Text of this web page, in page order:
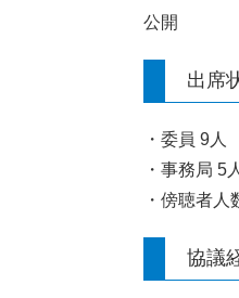
公開
出席
・委員 9人
・事務局 5
・傍聴者人
協議